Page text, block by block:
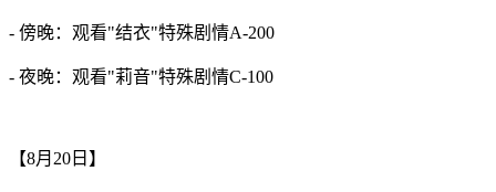
- 傍晚：观看"结衣"特殊剧情A-200
- 夜晚：观看"莉音"特殊剧情C-100
【8月20日】